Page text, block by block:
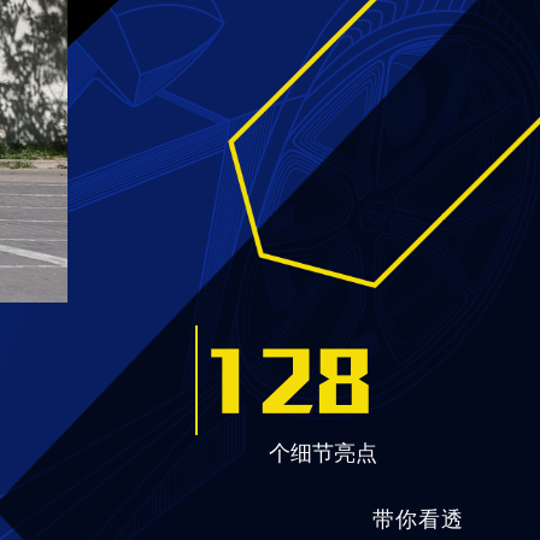
128
个细节亮点
带你看透